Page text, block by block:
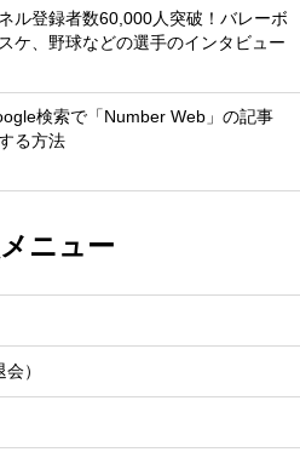
ル登録者数60,000人突破！バレーボ
ケ、野球などの選手のインタビュー
検索で「Number Web」の記事
る方法
ニュー
）